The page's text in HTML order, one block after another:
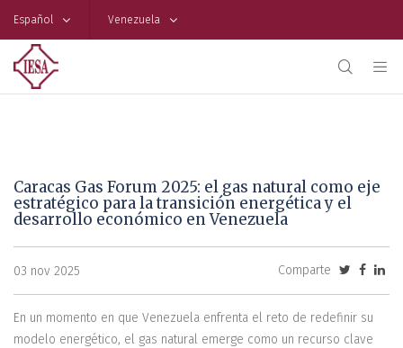
Español Venezuela
Caracas Gas Forum 2025: el gas natural como eje
estratégico para la transición energética y el
desarrollo económico en Venezuela
03 nov 2025 Comparte
En un momento en que Venezuela enfrenta el reto de redefinir su
modelo energético, el gas natural emerge como un recurso clave